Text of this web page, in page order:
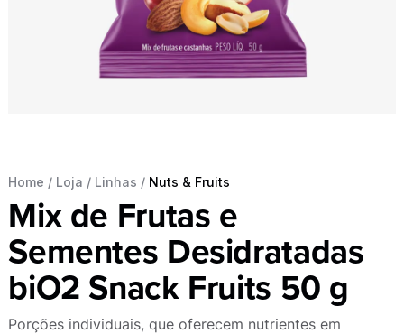
Home / Loja / Linhas / Nuts & Fruits
Mix de Frutas e
Sementes Desidratadas
biO2 Snack Fruits 50 g
Porções individuais, que oferecem nutrientes em